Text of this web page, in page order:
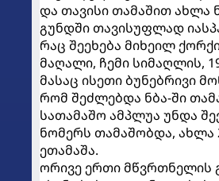
და თავისი თამაშით ახლა
გუნდში თავისუფლად
რაც შეეხება მიხეილ
მაღალი, ჩემი სიმაღლის,
მასაც ისეთი ბუნებრივი
რომ შეძლებდა ნბა-ში
სათამაშო ამპლუა უნდა
ნომერს თამაშობდა, ახლა
ეთამაშა.
ორივე ერთი მწვრთნელის